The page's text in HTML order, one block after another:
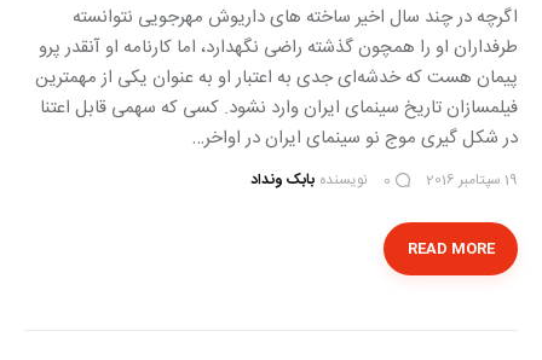
اگرچه در چند سال اخیر ساخته های داریوش مهرجویی نتوانسته
طرفداران او را همچون گذشته راضی نگهدارد، اما کارنامه او آنقدر پرو
پیمان هست که خدشه‌ای جدی به اعتبار او به عنوان یکی از مهمترین
فیلمسازان تاریخ سینمای ایران وارد نشود. کسی که سهمی قابل اعتنا
در شکل گیری موج نو سینمای ایران در اواخر…
19 سپتامبر 2016 0 نویسنده بابک ونداد
READ MORE